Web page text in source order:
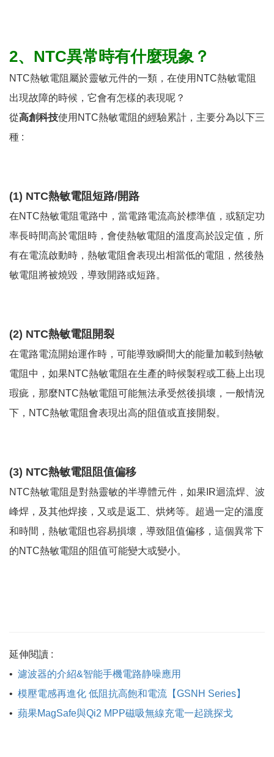
2、NTC異常時有什麼現象？
NTC熱敏電阻屬於靈敏元件的一類，在使用NTC熱敏電阻
出現故障的時候，它會有怎樣的表現呢？
從高創科技使用NTC熱敏電阻的經驗累計，主要分為以下三
種 :
(1) NTC熱敏電阻短路/開路
在NTC熱敏電阻電路中，當電路電流高於標準值，或額定功
率長時間高於電阻時，會使熱敏電阻的溫度高於設定值，所
有在電流啟動時，熱敏電阻會表現出相當低的電阻，然後熱
敏電阻將被燒毀，導致開路或短路。
(2) NTC熱敏電阻開裂
在電路電流開始運作時，可能導致瞬間大的能量加載到熱敏
電阻中，如果NTC熱敏電阻在生產的時候製程或工藝上出現
瑕疵，那麼NTC熱敏電阻可能無法承受然後損壞，一般情況
下，NTC熱敏電阻會表現出高的阻值或直接開裂。
(3) NTC熱敏電阻阻值偏移
NTC熱敏電阻是對熱靈敏的半導體元件，如果IR迴流焊、波
峰焊，及其他焊接，又或是返工、烘烤等。超過一定的溫度
和時間，熱敏電阻也容易損壞，導致阻值偏移，這個異常下
的NTC熱敏電阻的阻值可能變大或變小。
延伸閱讀 :
• 濾波器的介紹&智能手機電路静噪應用
• 模壓電感再進化 低阻抗高飽和電流【GSNH Series】
• 蘋果MagSafe與Qi2 MPP磁吸無線充電一起跳探戈